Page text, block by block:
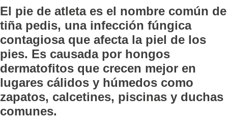
lateral
principal
página
El pie de atleta es el nombre común de
tiña pedis, una infección fúngica
contagiosa que afecta la piel de los
pies. Es causada por hongos
dermatofitos que crecen mejor en
lugares cálidos y húmedos como
zapatos, calcetines, piscinas y duchas
comunes.